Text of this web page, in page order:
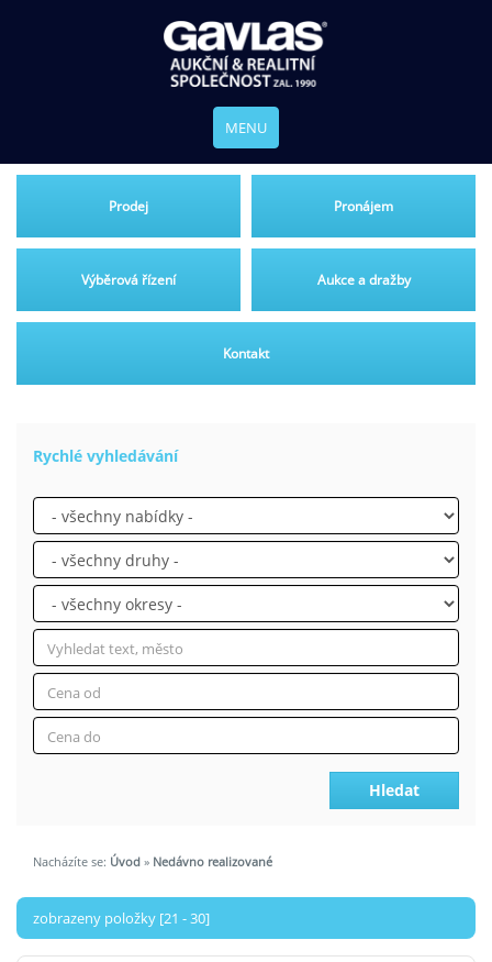
MENU
Prodej Pronájem
Výběrová řízení Aukce a dražby
Kontakt
Rychlé vyhledávání
Hledat
Nacházíte se: Úvod » Nedávno realizované
zobrazeny položky [21 - 30]